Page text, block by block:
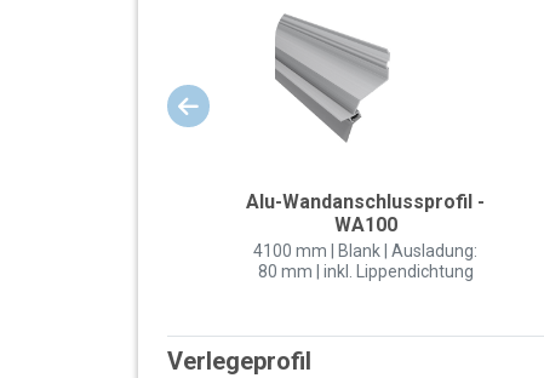
Alu-Wandanschlussprofil -
WA100
4100 mm | Blank | Ausladung:
80 mm | inkl. Lippendichtung
Verlegeprofil